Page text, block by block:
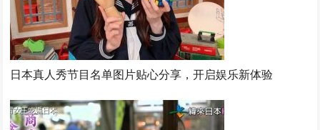
日本真人秀节目名单图片贴心分享，开启娱乐新体验